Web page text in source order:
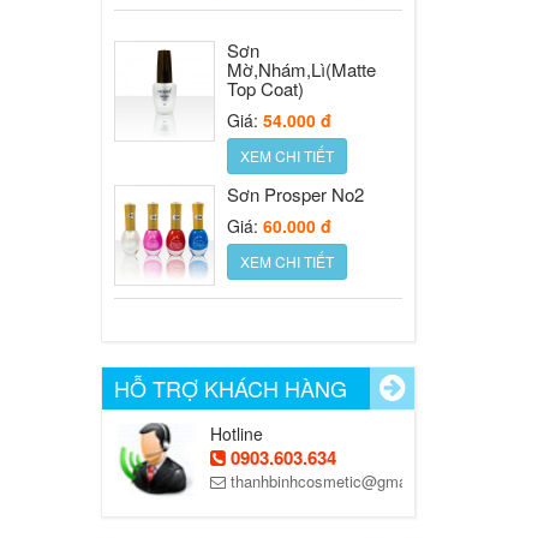
XEM CHI TIẾT
Sơn
Mờ,Nhám,Lì(Matte
Top Coat)
Giá: 54.000 đ
XEM CHI TIẾT
Sơn Prosper No2
Giá: 60.000 đ
XEM CHI TIẾT
Giá: 30.000 đ
XEM CHI TIẾT
Nước sơn móng
HỖ TRỢ KHÁCH HÀNG
Hotline
0903.603.634
thanhbinhcosmetic@gmail.com